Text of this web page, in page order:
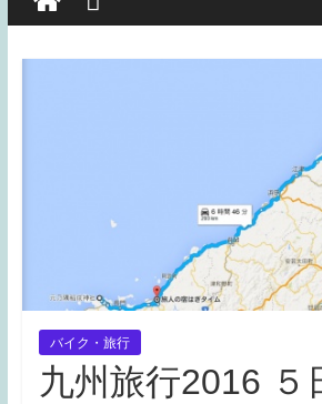
バイク・旅行
九州旅行2016 ５